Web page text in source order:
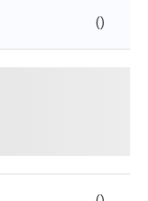
()